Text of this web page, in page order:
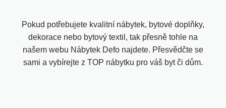
Pokud potřebujete kvalitní nábytek, bytové doplňky,
dekorace nebo bytový textil, tak přesně tohle na
našem webu Nábytek Defo najdete. Přesvědčte se
sami a vybírejte z TOP nábytku pro váš byt či dům.